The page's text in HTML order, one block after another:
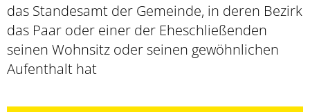
das Standesamt der Gemeinde, in deren Bezirk
das Paar oder einer der Eheschließenden
seinen Wohnsitz oder seinen gewöhnlichen
Aufenthalt hat